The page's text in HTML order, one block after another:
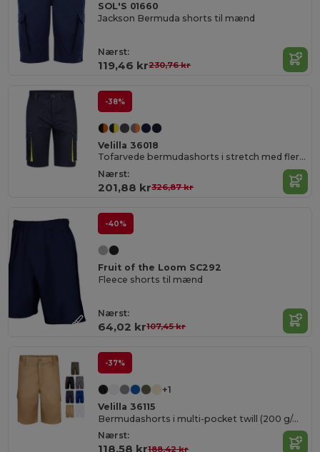
SOL'S 01660
Jackson Bermuda shorts til mænd
Nærst:
119,46 kr230,76 kr
-38%
Velilla 36018
Tofarvede bermudashorts i stretch med flere lommer (240 g/m²), i bomuld (46 %), EME (38 %) og polyester (16 %)
Nærst:
201,88 kr326,87 kr
-40%
Fruit of the Loom SC292
Fleece shorts til mænd
Nærst:
64,02 kr107,45 kr
-37%
+1
Velilla 36115
Bermudashorts i multi-pocket twill (200 g/m²), i bomuld (35 %) og polyester (65 %)
Nærst:
118,58 kr188,42 kr